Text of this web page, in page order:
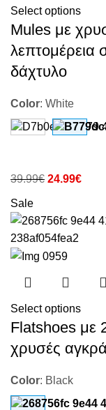
Select options
Mules με
λεπτομέρεια
δάχτυλο
Color: White
39.99€ 24.99€
Sale
Select options
Flatshoes με
χρυσές
Color: Black